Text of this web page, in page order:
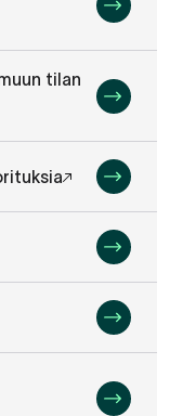
tilan